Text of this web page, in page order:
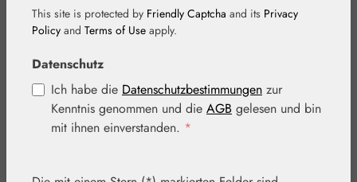
Quanten Olfaktiv
This site is protected by Friendly Captcha and its Privacy
Policy and Terms of Use apply.
Datenschutz
Ich habe die Datenschutzbestimmungen zur
Kenntnis genommen und die AGB gelesen und bin
mit ihnen einverstanden. *